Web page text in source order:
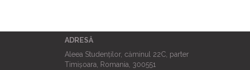
ADRESĂ
Aleea Studenților, căminul 22C, parter
Timișoara, Romania, 300551